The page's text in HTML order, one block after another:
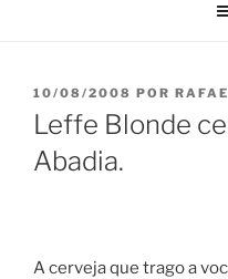
PUBLICADO
EM
10/08/2008 POR
Leffe Blonde
Abadia.
A cerveja que trago a